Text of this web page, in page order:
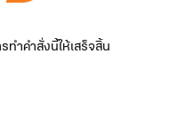
ำคำสั่งนี้ให้เสร็จสิ้น